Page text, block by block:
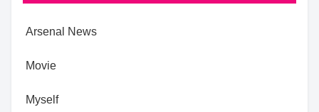
Arsenal News
Movie
Myself